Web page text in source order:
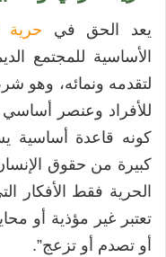
يعد الحق في حرية
الأساسية للمجتمع
لتقدمه ونمائه، وهو
للأفراد وعنصر
كونه قاعدة أساسية
كبيرة من حقوق
الحرية فقط الأفكار
تعتبر غير مؤذية أو
أو تصدم أو تزعج”.